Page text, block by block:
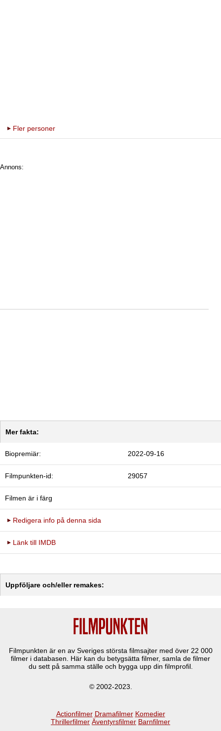
Fler personer
Annons:
Mer fakta:
Biopremiär: 2022-09-16
Filmpunkten-id: 29057
Filmen är i färg
Redigera info på denna sida
Länk till IMDB
Uppföljare och/eller remakes:
Filmpunkten är en av Sveriges största filmsajter med över 22 000
filmer i databasen. Här kan du betygsätta filmer, samla de filmer
du sett på samma ställe och bygga upp din filmprofil.
© 2002-2023.
Actionfilmer Dramafilmer Komedier
Thrillerfilmer Äventyrsfilmer Barnfilmer